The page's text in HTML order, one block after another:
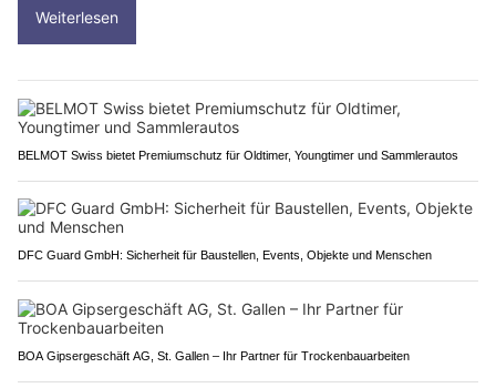
Weiterlesen
BELMOT Swiss bietet Premiumschutz für Oldtimer, Youngtimer und Sammlerautos
DFC Guard GmbH: Sicherheit für Baustellen, Events, Objekte und Menschen
BOA Gipsergeschäft AG, St. Gallen – Ihr Partner für Trockenbauarbeiten